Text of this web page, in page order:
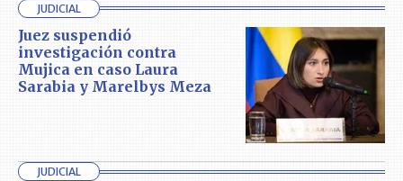
JUDICIAL
Juez suspendió
investigación contra
Mujica en caso Laura
Sarabia y Marelbys Meza
JUDICIAL